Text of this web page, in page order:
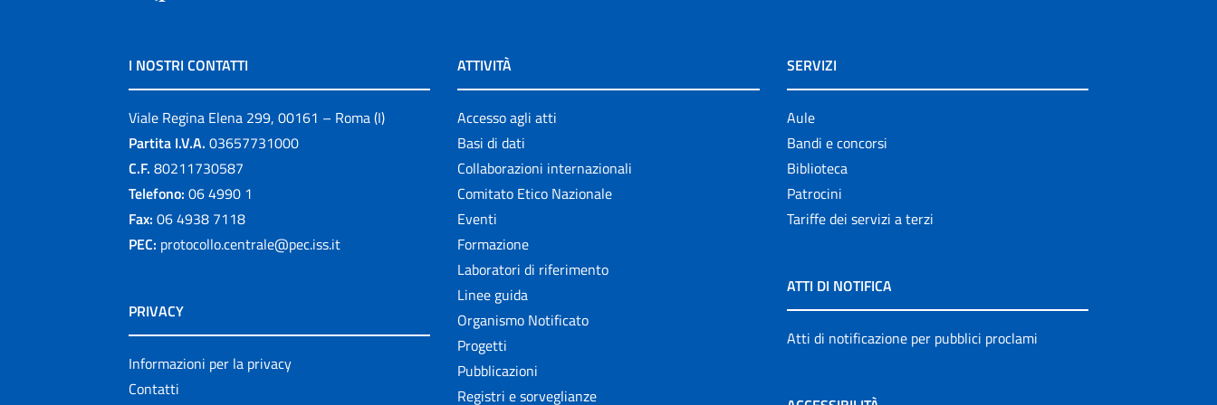
I NOSTRI CONTATTI
Viale Regina Elena 299, 00161 – Roma (I)
Partita I.V.A. 03657731000
C.F. 80211730587
Telefono: 06 4990 1
Fax: 06 4938 7118
PEC: protocollo.centrale@pec.iss.it
PRIVACY
Informazioni per la privacy
Contatti
ATTIVITÀ
Accesso agli atti
Basi di dati
Collaborazioni internazionali
Comitato Etico Nazionale
Eventi
Formazione
Laboratori di riferimento
Linee guida
Organismo Notificato
Progetti
Pubblicazioni
Registri e sorveglianze
SERVIZI
Aule
Bandi e concorsi
Biblioteca
Patrocini
Tariffe dei servizi a terzi
ATTI DI NOTIFICA
Atti di notificazione per pubblici proclami